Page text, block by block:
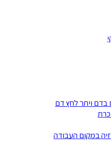
בדם ויתר לחץ דם
במקום העבודה